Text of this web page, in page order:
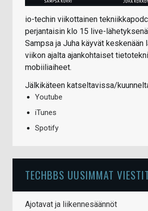
io-techin viikottainen
perjantaisin klo 15 live-lähetyksenä
Sampsa ja Juha käyvät keskenään
viikon ajalta ajankohtaiset
mobiiliaiheet.
Jälkikäteen katseltavissa/
Youtube
iTunes
Spotify
TECHBBS UUSIMMAT
Ajotavat ja liikennesäännöt